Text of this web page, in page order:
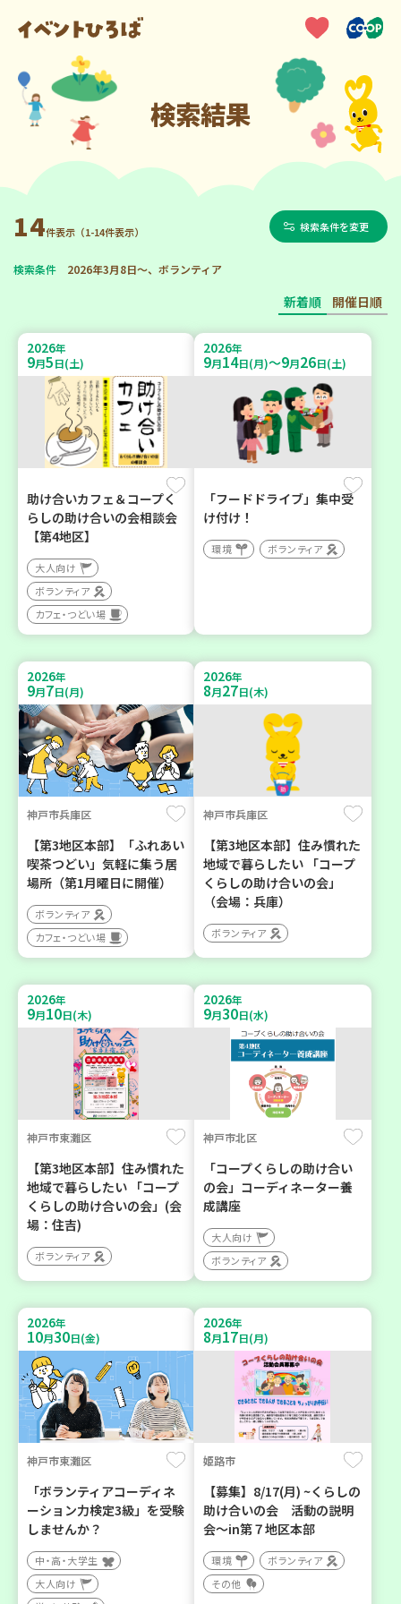
検索結果
14件表示（1-14件表示） 検索条件を変更
検索条件 2026年3月8日～、ボランティア
新着順 開催日順
2026年
9月5日(土)
助け合いカフェ＆コープく
らしの助け合いの会相談会
【第4地区】
大人向け
ボランティア
カフェ・つどい場
2026年
9月14日(月)～9月26日(土)
「フードドライブ」集中受
け付け！
環境 ボランティア
2026年
9月7日(月)
神戸市兵庫区
【第3地区本部】「ふれあい
喫茶つどい」気軽に集う居
場所（第1月曜日に開催）
ボランティア
カフェ・つどい場
2026年
8月27日(木)
神戸市兵庫区
【第3地区本部】住み慣れた
地域で暮らしたい 「コープ
くらしの助け合いの会」
（会場：兵庫）
ボランティア
2026年
9月10日(木)
神戸市東灘区
【第3地区本部】住み慣れた
地域で暮らしたい 「コープ
くらしの助け合いの会」(会
場：住吉)
ボランティア
2026年
9月30日(水)
神戸市北区
「コープくらしの助け合い
の会」コーディネーター養
成講座
大人向け
ボランティア
2026年
10月30日(金)
神戸市東灘区
「ボランティアコーディネ
ーション力検定3級」を受験
しませんか？
中・高・大学生
大人向け
2026年
8月17日(月)
姫路市
【募集】8/17(月) ~くらしの
助け合いの会 活動の説明
会～in第７地区本部
環境
ボランティア
その他